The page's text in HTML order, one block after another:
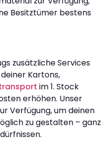
Besitztümer bestens
zusätzliche Services
Kartons,
im 1. Stock
erhöhen. Unser
Verfügung, um deinen
zu gestalten – ganz